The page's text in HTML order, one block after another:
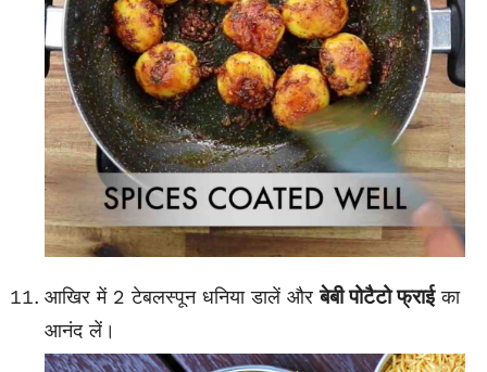
आखिर में 2 टेबलस्पून धनिया डालें औरबेबी पोटैटो फ्राईका
आनंद लें।